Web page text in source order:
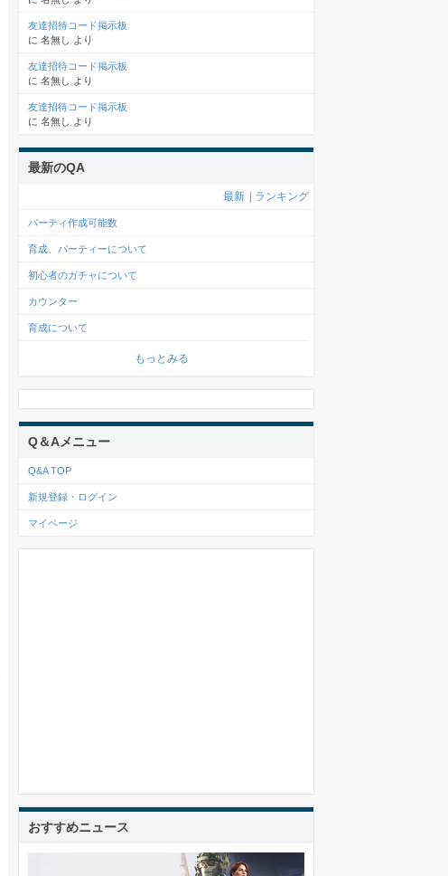
友達招待コード掲示板
に 名無し より
友達招待コード掲示板
に 名無し より
友達招待コード掲示板
に 名無し より
最新のQA
最新 ランキング
パーティ作成可能数
育成、パーティーについて
初心者のガチャについて
カウンター
育成について
もっとみる
Q＆Aメニュー
Q&A TOP
新規登録・ログイン
マイページ
おすすめニュース